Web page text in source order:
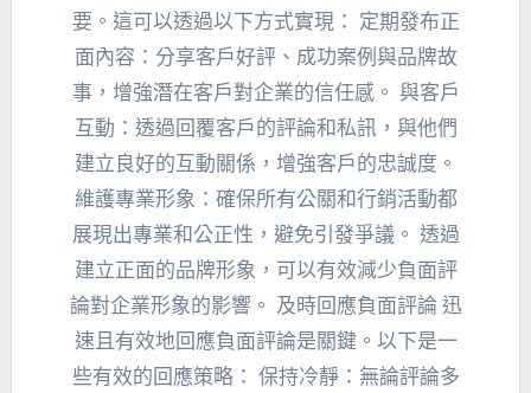
要。這可以透過以下方式實現： 定期發布正
面內容：分享客戶好評、成功案例與品牌故
事，增強潛在客戶對企業的信任感。 與客戶
互動：透過回覆客戶的評論和私訊，與他們
建立良好的互動關係，增強客戶的忠誠度。
維護專業形象：確保所有公關和行銷活動都
展現出專業和公正性，避免引發爭議。 透過
建立正面的品牌形象，可以有效減少負面評
論對企業形象的影響。 及時回應負面評論 迅
速且有效地回應負面評論是關鍵。以下是一
些有效的回應策略： 保持冷靜：無論評論多